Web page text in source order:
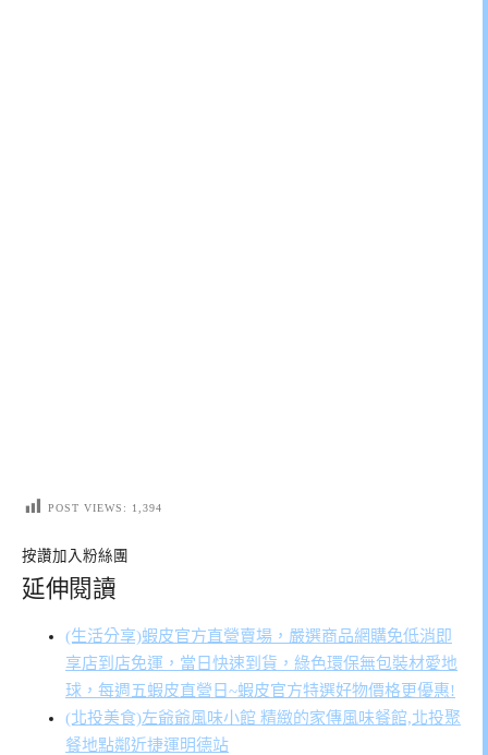
POST VIEWS: 1,394
按讚加入粉絲團
延伸閱讀
(生活分享)蝦皮官方直營賣場，嚴選商品網購免低消即
享店到店免運，當日快速到貨，綠色環保無包裝材愛地
球，每週五蝦皮直營日~蝦皮官方特選好物價格更優惠!
(北投美食)左爺爺風味小館 精緻的家傳風味餐館,北投聚
餐地點鄰近捷運明德站